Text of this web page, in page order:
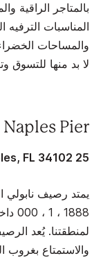
بالمتاجر الراقية
المناسبات الترفيه
والمساحات الخضراء
لا بد منها للتسوق
Naples Pier
25 12th Avenue South, Naples, FL 34102
يمتد رصيف نابولي
لمنطقتنا. يُعد
والاستمتاع بغروب